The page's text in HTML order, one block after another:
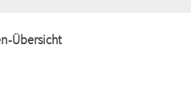
Übersicht